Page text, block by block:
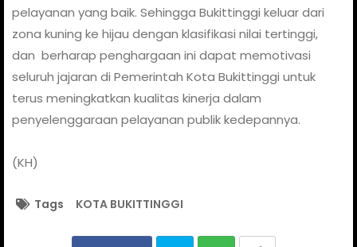
pelayanan yang baik. Sehingga Bukittinggi keluar dari
zona kuning ke hijau dengan klasifikasi nilai tertinggi,
dan berharap penghargaan ini dapat memotivasi
seluruh jajaran di Pemerintah Kota Bukittinggi untuk
terus meningkatkan kualitas kinerja dalam
penyelenggaraan pelayanan publik kedepannya.
(KH)
Tags KOTA BUKITTINGGI